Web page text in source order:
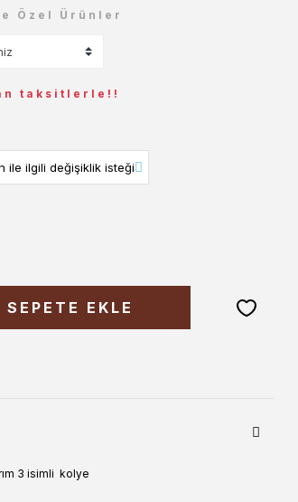
Özel Ürünler
taksitlerle!!
SEPETE EKLE
3 isimli kolye